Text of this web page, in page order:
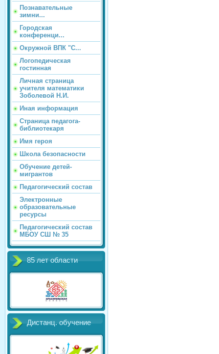
Познавательные
зимни...
Городская
конференци...
Окружной ВПК "С...
Логопедическая
гостинная
Личная страница
учителя математики
Зоболевой Н.И.
Иная информация
Страница педагога-
библиотекаря
Имя героя
Школа безопасности
Обучение детей-
мигрантов
Педагогический состав
Электронные
образовательные
ресурсы
Педагогический состав
МБОУ СШ № 35
85 лет области
Дистанц. обучение